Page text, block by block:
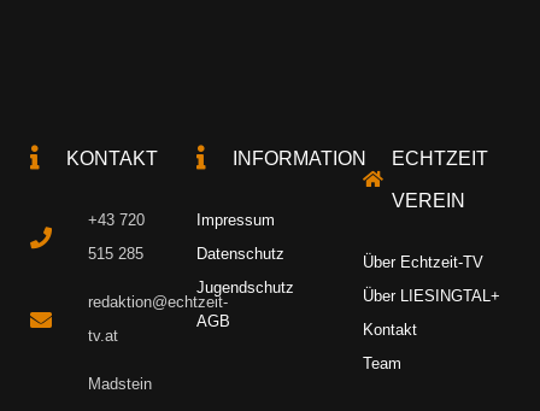
KONTAKT
+43 720
515 285
redaktion@echtzeit-
tv.at
Madstein
INFORMATION
Impressum
Datenschutz
Jugendschutz
AGB
ECHTZEIT
VEREIN
Über Echtzeit-TV
Über LIESINGTAL+
Kontakt
Team